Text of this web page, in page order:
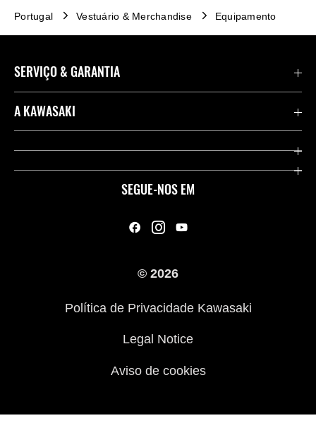
Portugal Vestuário & Merchandise Equipamento
SEGUE-NOS EM
SERVIÇO & GARANTIA
Importações de veículos
Links Úteis
A KAWASAKI
Company
Campanha de Roupas para Motociclistas
ATV - Conduza com responsabilidade
© 2026
Política de Privacidade Kawasaki
Legal Notice
Aviso de cookies